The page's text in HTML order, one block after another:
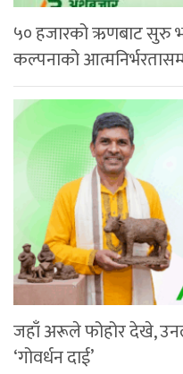
५० हजारको ऋणबाट सुरु
कल्पनाको
जहाँ अरूले फोहोर देखे, उनले
‘गोवर्धन दाई’